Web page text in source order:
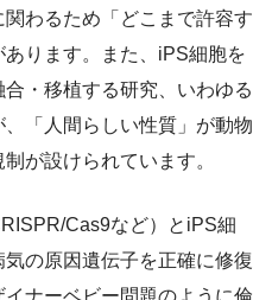
わるため「どこまで許容す
ります。また、iPS細胞を
・移植する研究、いわゆる
「人間らしい性質」が動物
が設けられています。
Cas9など）とiPS細
の原因遺伝子を正確に修復
ナーベビー問題のように倫